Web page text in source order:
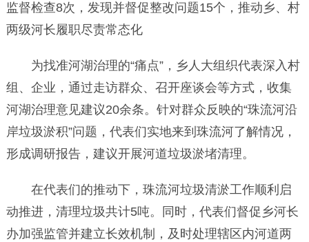
监督检查8次，发现并督促整改问题15个，推动乡、村
两级河长履职尽责常态化
为找准河湖治理的“痛点”，乡人大组织代表深入村
组、企业，通过走访群众、召开座谈会等方式，收集
河湖治理意见建议20余条。针对群众反映的“珠流河沿
岸垃圾淤积”问题，代表们实地来到珠流河了解情况，
形成调研报告，建议开展河道垃圾淤堵清理。
在代表们的推动下，珠流河垃圾清淤工作顺利启
动推进，清理垃圾共计5吨。同时，代表们督促乡河长
办加强监管并建立长效机制，及时处理辖区内河道两